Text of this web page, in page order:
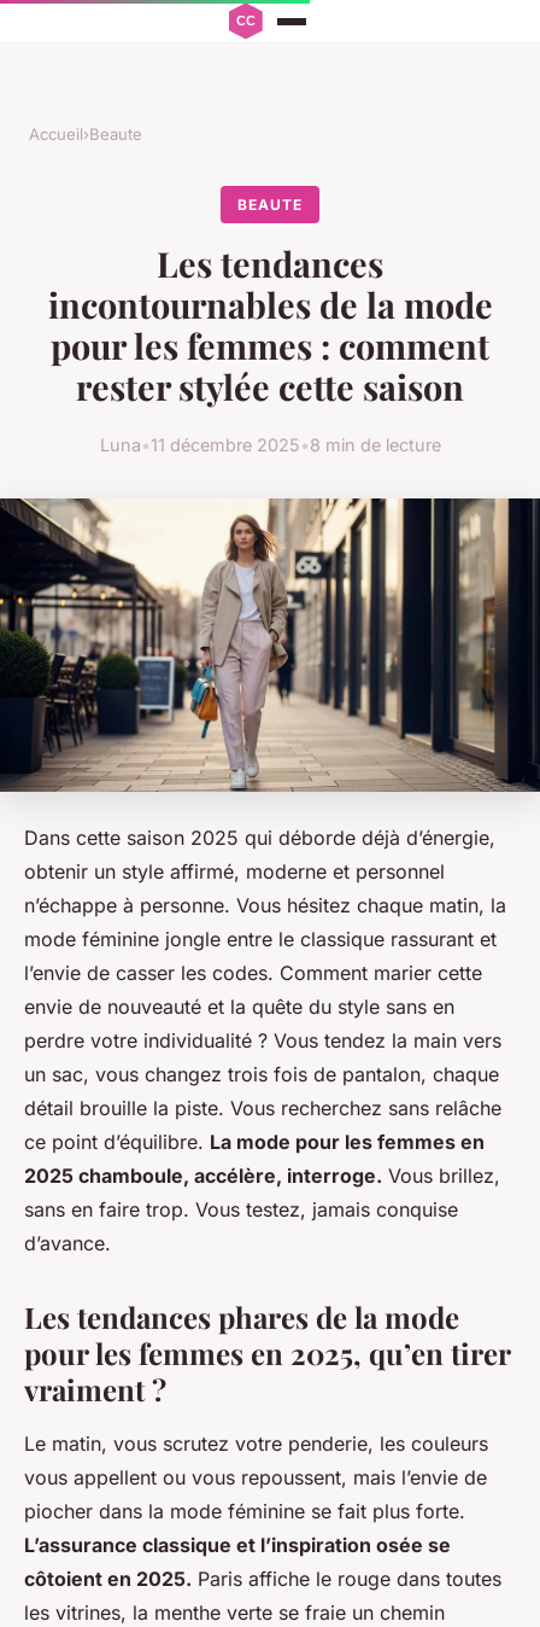
Accueil›Beaute
BEAUTE
Les tendances
incontournables de la mode
pour les femmes : comment
rester stylée cette saison
Luna•11 décembre 2025•8 min de lecture
Dans cette saison 2025 qui déborde déjà d’énergie,
obtenir un style affirmé, moderne et personnel
n’échappe à personne. Vous hésitez chaque matin, la
mode féminine jongle entre le classique rassurant et
l’envie de casser les codes. Comment marier cette
envie de nouveauté et la quête du style sans en
perdre votre individualité ? Vous tendez la main vers
un sac, vous changez trois fois de pantalon, chaque
détail brouille la piste. Vous recherchez sans relâche
ce point d’équilibre. La mode pour les femmes en
2025 chamboule, accélère, interroge. Vous brillez,
sans en faire trop. Vous testez, jamais conquise
d’avance.
Les tendances phares de la mode
pour les femmes en 2025, qu’en tirer
vraiment ?
Le matin, vous scrutez votre penderie, les couleurs
vous appellent ou vous repoussent, mais l’envie de
piocher dans la mode féminine se fait plus forte.
L’assurance classique et l’inspiration osée se
côtoient en 2025. Paris affiche le rouge dans toutes
les vitrines, la menthe verte se fraie un chemin